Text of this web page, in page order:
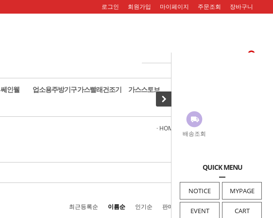
배송조회
QUICK MENU
NOTICE MYPAGE
EVENT CART
로그인 회원가입 마이페이지 주문조회 장바구니
쎄인웰 업소용주방기구가스빨래건조기 가스스토브
· HOME 가스오븐렌지
최근등록순 이름순 인기순 판매순